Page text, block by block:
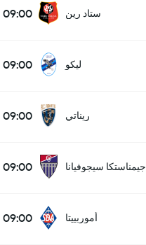
ستاد رين 09:00 ص
ليكو 09:00 ص
ريناتي 09:00 ص
جيمناستكا سيجوفيانا 09:00 ص
أموربييتا 09:00 ص